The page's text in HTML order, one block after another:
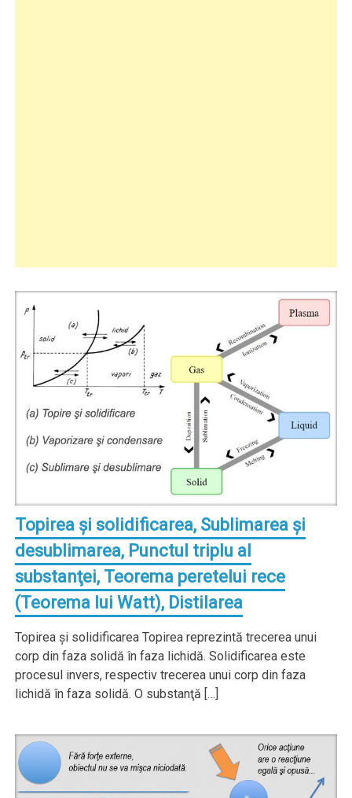
Topirea şi solidificarea, Sublimarea şi
desublimarea, Punctul triplu al
substanţei, Teorema peretelui rece
(Teorema lui Watt), Distilarea
Topirea şi solidificarea Topirea reprezintă trecerea unui
corp din faza solidă în faza lichidă. Solidificarea este
procesul invers, respectiv trecerea unui corp din faza
lichidă în faza solidă. O substanţă […]